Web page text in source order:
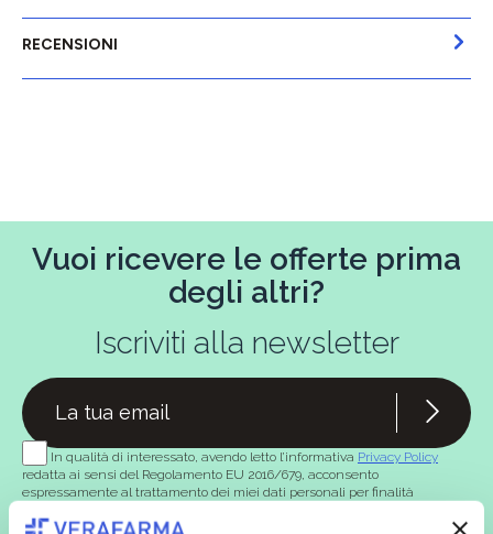
RECENSIONI
Vuoi ricevere le offerte prima
degli altri?
Iscriviti alla newsletter
In qualità di interessato, avendo letto l’informativa Privacy Policy
redatta ai sensi del Regolamento EU 2016/679, acconsento
espressamente al trattamento dei miei dati personali per finalità
marketing (con modalità telematiche - quali ad es. newsletter ed e-mail